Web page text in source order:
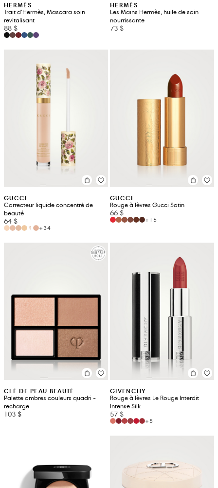
HERMÈS
Trait d’Hermès, Mascara soin
revitalisant
88 $
HERMÈS
Les Mains Hermès, huile de soin
nourrissante
73 $
GUCCI
Correcteur liquide concentré de
beauté
64 $
+34
GUCCI
Rouge à lèvres Gucci Satin
66 $
+15
CLÉ DE PEAU BEAUTÉ
Palette ombres couleurs quadri -
recharge
103 $
GIVENCHY
Rouge à lèvres Le Rouge Interdit
Intense Silk
57 $
+5